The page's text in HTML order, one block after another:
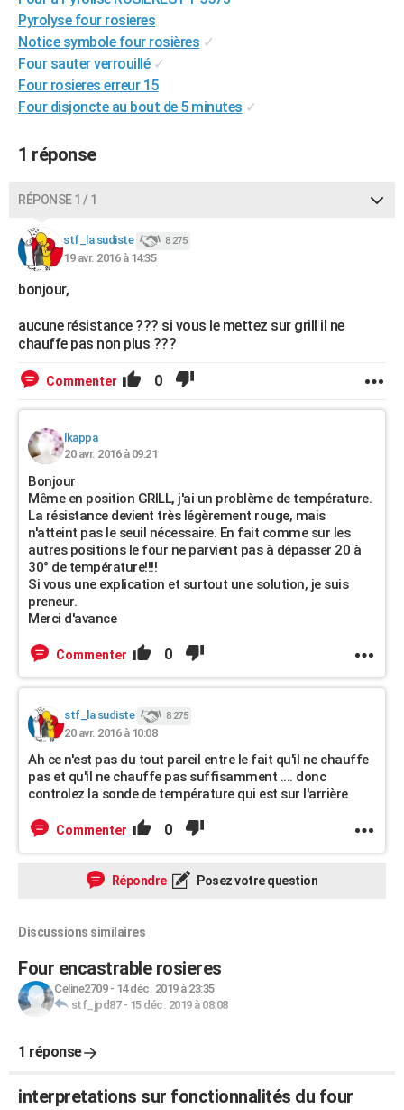
Destinations
City break
Voyage nature
Voyage de noces
Forum
Climat
+PHOTO
GUIDES D'ACHAT
BONS PLANS
Carte de Noël
Carte Bonne année
Carte Saint-Valentin
Carte Pâques
Carte d'anniversaire
DICTIONNAIRE
Dictionnaire
Biographies
Citations
Expressions
Proverbes
PROGRAMME TV
COPAINS D'AVANT
S'inscrire
Se connecter
Lycées
Collèges
Primaires
Universités
Entreprises
Service militaire
Avis de recherche
Bricolage
Lifestyle
Culture
Sport
Auto
Television
Voyage
Cinema
Pyrolyse four rosieres
Notice symbole four rosières ✓
Four sauter verrouillé ✓
Four rosieres erreur 15
Four disjoncte au bout de 5 minutes ✓
1 réponse
RÉPONSE 1 / 1
stf_la sudiste 8 275
19 avr. 2016 à 14:35
bonjour,
aucune résistance ??? si vous le mettez sur grill il ne
chauffe pas non plus ???
Commenter 0
lkappa
20 avr. 2016 à 09:21
Bonjour
Même en position GRILL, j'ai un problème de température.
La résistance devient très légèrement rouge, mais
n'atteint pas le seuil nécessaire. En fait comme sur les
autres positions le four ne parvient pas à dépasser 20 à
30° de température!!!!
Si vous une explication et surtout une solution, je suis
preneur.
Merci d'avance
Commenter 0
stf_la sudiste 8 275
20 avr. 2016 à 10:08
Ah ce n'est pas du tout pareil entre le fait qu'il ne chauffe
pas et qu'il ne chauffe pas suffisamment .... donc
controlez la sonde de température qui est sur l'arrière
Commenter 0
Répondre Posez votre question
Discussions similaires
Four encastrable rosieres
Celine2709- 14 déc. 2019 à 23:35
stf_jpd87- 15 déc. 2019 à 08:08
1 réponse
interpretations sur fonctionnalités du four